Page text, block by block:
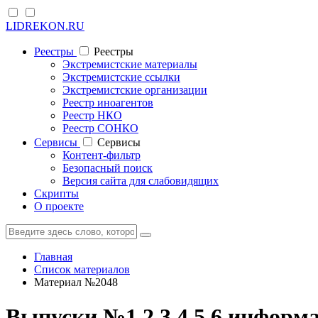
LIDREKON.RU
Реестры
Реестры
Экстремистские материалы
Экстремистские ссылки
Экстремистские организации
Реестр иноагентов
Реестр НКО
Реестр СОНКО
Cервисы
Cервисы
Контент-фильтр
Безопасный поиск
Версия сайта для слабовидящих
Скрипты
О проекте
Главная
Список материалов
Материал №2048